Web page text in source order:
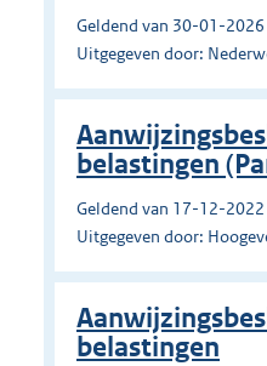
Geldend van 30-01-
Uitgegeven door:
belastingen
Geldend van 17-12-
Uitgegeven door:
belastingen